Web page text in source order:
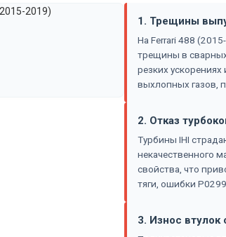
1. Трещины
На Ferrari 488
трещины в
резких
выхлопных газов,
2. Отказ
Турбины IHI
некачественного
свойства, что
тяги, ошибки
3. Износ втулок